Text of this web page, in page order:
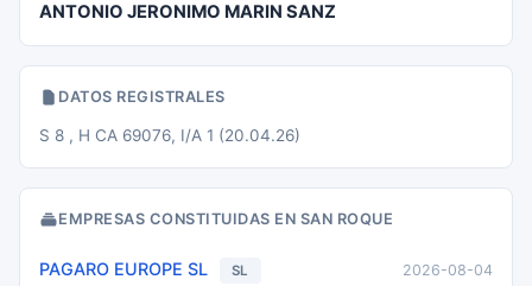
ANTONIO JERONIMO MARIN SANZ
DATOS REGISTRALES
S 8 , H CA 69076, I/A 1 (20.04.26)
EMPRESAS CONSTITUIDAS EN SAN ROQUE
PAGARO EUROPE SL SL 2026-08-04